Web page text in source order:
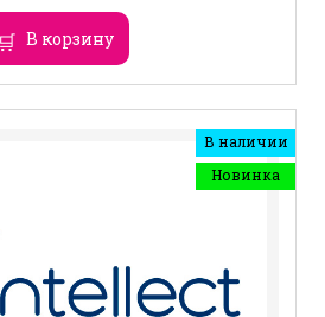
В корзину
В наличии
Новинка